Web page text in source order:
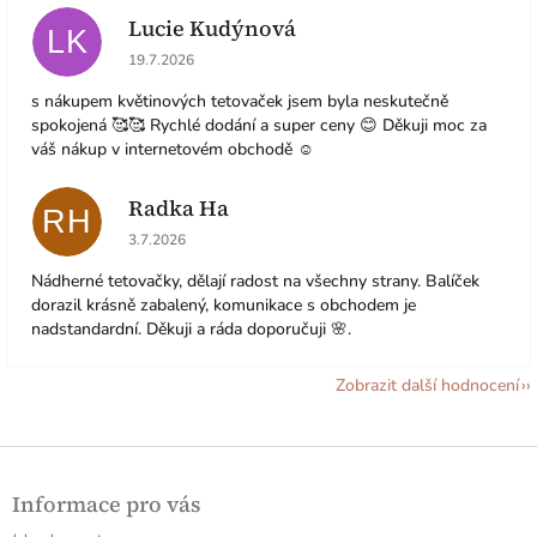
LK Lucie Kudýnová
Hodnocení obchodu je 5 z 5 hvězdiček.
19.7.2026
s nákupem květinových tetovaček jsem byla neskutečně
spokojená 🥰🥰 Rychlé dodání a super ceny 😊 Děkuji moc za
váš nákup v internetovém obchodě ☺️
RH Radka Ha
Hodnocení obchodu je 5 z 5 hvězdiček.
3.7.2026
Nádherné tetovačky, dělají radost na všechny strany. Balíček
dorazil krásně zabalený, komunikace s obchodem je
nadstandardní. Děkuji a ráda doporučuji 🌸.
Zobrazit další hodnocení
pInformace pro vás